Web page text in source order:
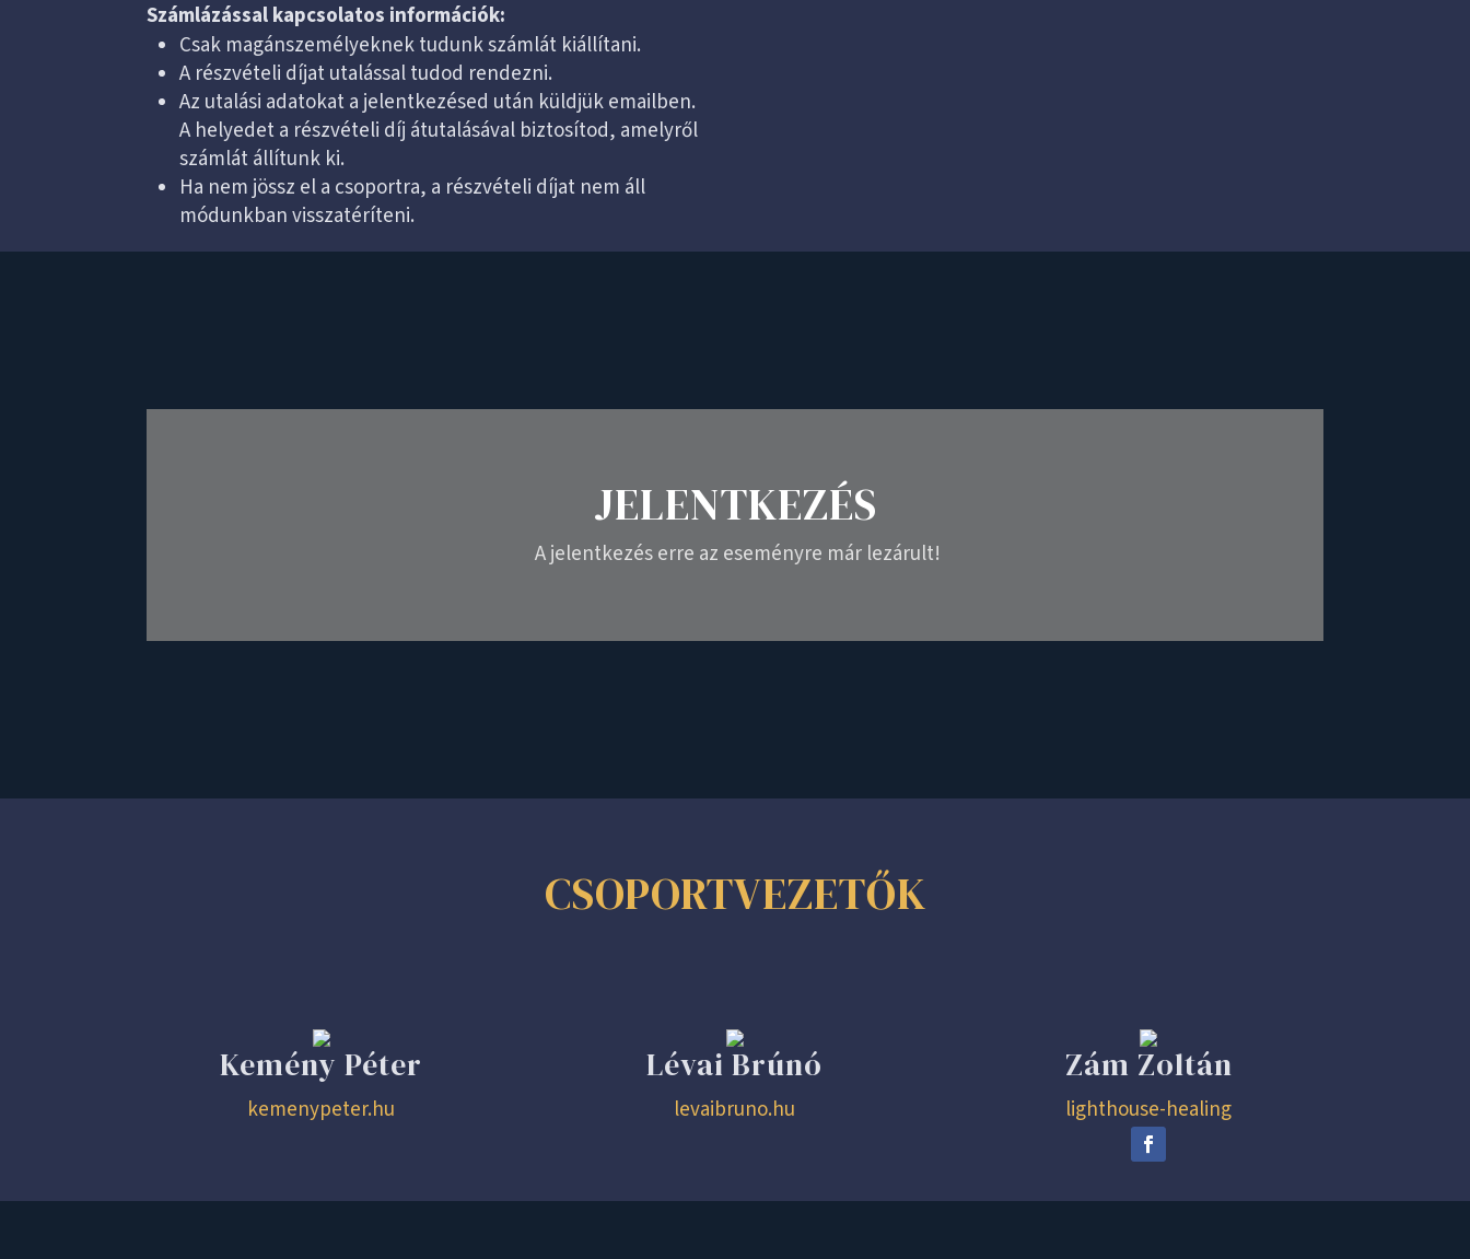
Számlázással kapcsolatos információk:
Csak magánszemélyeknek tudunk számlát kiállítani.
A részvételi díjat utalással tudod rendezni.
Az utalási adatokat a jelentkezésed után küldjük emailben.
A helyedet a részvételi díj átutalásával biztosítod, amelyről
számlát állítunk ki.
Ha nem jössz el a csoportra, a részvételi díjat nem áll
módunkban visszatéríteni.
JELENTKEZÉS
A jelentkezés erre az eseményre már lezárult!
CSOPORTVEZETŐK
Kemény Péter
kemenypeter.hu
Lévai Brúnó
levaibruno.hu
Zám Zoltán
lighthouse-healing